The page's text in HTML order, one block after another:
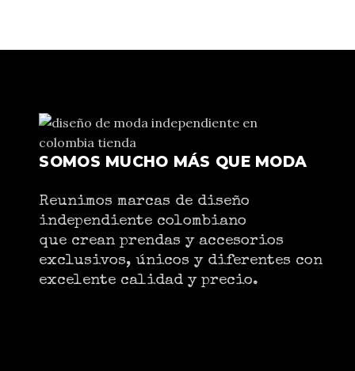
SOMOS MUCHO MÁS QUE MODA
Reunimos marcas de diseño
independiente colombiano
que crean prendas y accesorios
exclusivos, únicos y diferentes con
excelente calidad y precio.